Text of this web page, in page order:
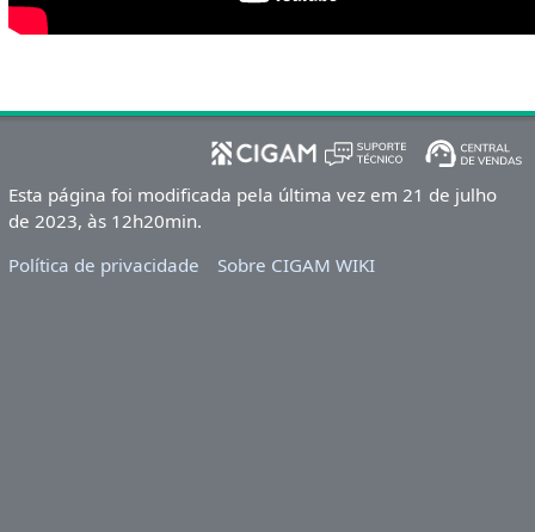
Esta página foi modificada pela última vez em 21 de julho
de 2023, às 12h20min.
Política de privacidade
Sobre CIGAM WIKI